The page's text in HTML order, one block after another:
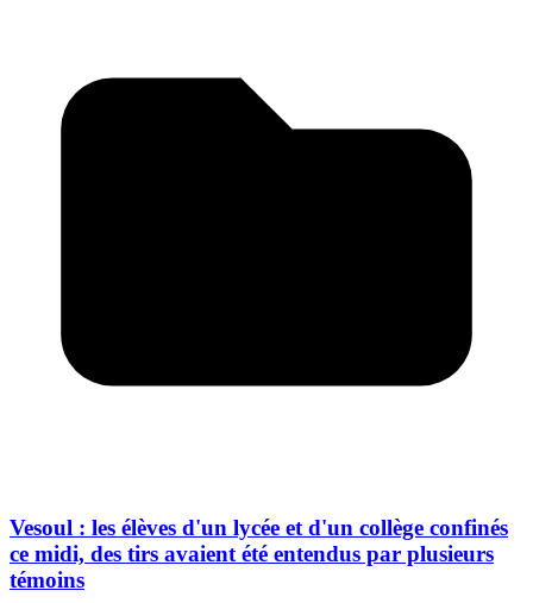
Vesoul : les élèves d'un lycée et d'un collège confinés
ce midi, des tirs avaient été entendus par plusieurs
témoins